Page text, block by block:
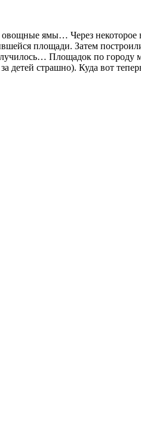
ямы… Через
площади. Затем
Площадок по городу
страшно). Куда вот теперь